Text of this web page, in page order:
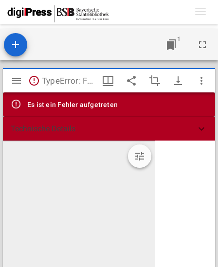
1
Mirador
Viewer
TypeError: Failed to fetch
Es ist ein Fehler aufgetreten
Technische Details